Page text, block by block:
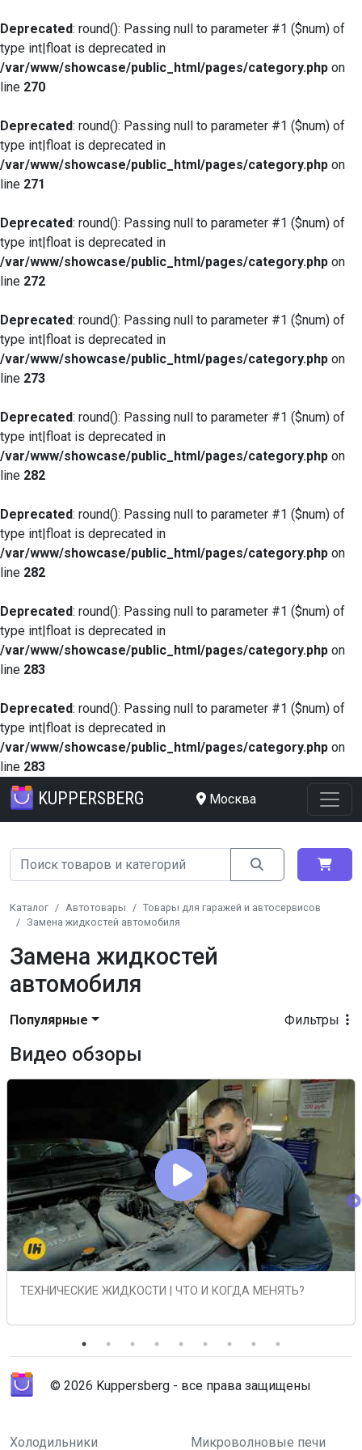
Deprecated: round(): Passing null to parameter #1 ($num) of
type int|float is deprecated in
/var/www/showcase/public_html/pages/category.php on
line 270
Deprecated: round(): Passing null to parameter #1 ($num) of
type int|float is deprecated in
/var/www/showcase/public_html/pages/category.php on
line 271
Deprecated: round(): Passing null to parameter #1 ($num) of
type int|float is deprecated in
/var/www/showcase/public_html/pages/category.php on
line 272
Deprecated: round(): Passing null to parameter #1 ($num) of
type int|float is deprecated in
/var/www/showcase/public_html/pages/category.php on
line 273
Deprecated: round(): Passing null to parameter #1 ($num) of
type int|float is deprecated in
/var/www/showcase/public_html/pages/category.php on
line 282
Deprecated: round(): Passing null to parameter #1 ($num) of
type int|float is deprecated in
/var/www/showcase/public_html/pages/category.php on
line 282
Deprecated: round(): Passing null to parameter #1 ($num) of
type int|float is deprecated in
/var/www/showcase/public_html/pages/category.php on
line 283
Deprecated: round(): Passing null to parameter #1 ($num) of
type int|float is deprecated in
/var/www/showcase/public_html/pages/category.php on
line 283
KUPPERSBERG Москва
Каталог Автотовары
Товары для гаражей и автосервисов
Замена жидкостей автомобиля
Замена жидкостей
автомобиля
Фильтры
Популярные
Видео обзоры
ТЕХНИЧЕСКИЕ ЖИДКОСТИ | ЧТО И КОГДА МЕНЯТЬ?
© 2026 Kuppersberg - все права защищены
Холодильники Микроволновые печи